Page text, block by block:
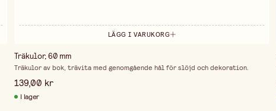
LÄGG I VARUKORG
Träkulor, 60 mm
Träkulor av bok, trävita med genomgående hål för slöjd och dekoration.
139,00 kr
I lager